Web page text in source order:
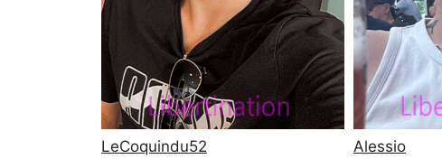
LeCoquindu52
Alessio